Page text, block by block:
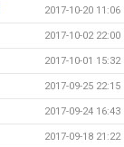
2017-10-20 11:06
2017-10-02 22:00
2017-10-01 15:32
2017-09-25 22:15
2017-09-24 16:43
2017-09-18 21:22